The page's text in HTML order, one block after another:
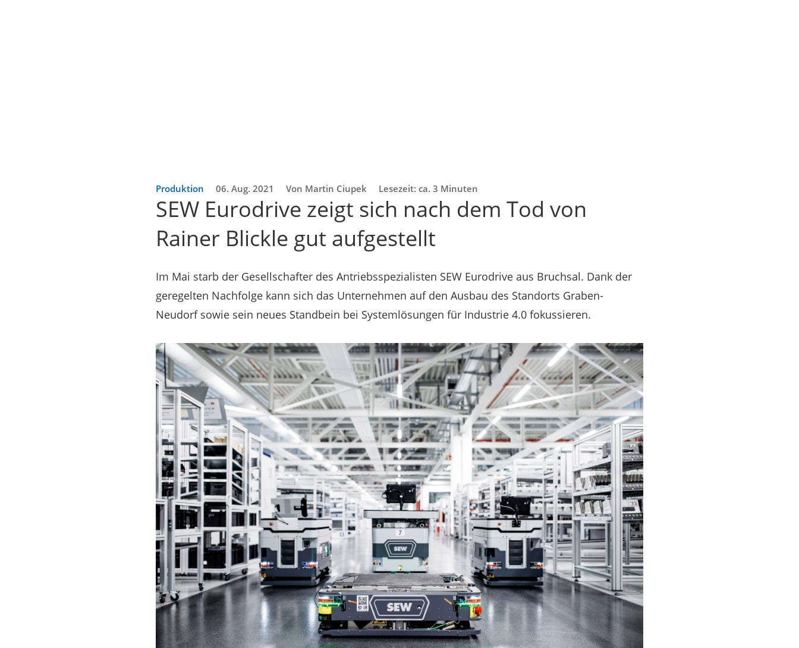
Produktion 06. Aug. 2021 Von Martin Ciupek Lesezeit: ca. 3 Minuten
SEW Eurodrive zeigt sich nach dem Tod von
Rainer Blickle gut aufgestellt
Im Mai starb der Gesellschafter des Antriebsspezialisten SEW Eurodrive aus Bruchsal. Dank der
geregelten Nachfolge kann sich das Unternehmen auf den Ausbau des Standorts Graben-
Neudorf sowie sein neues Standbein bei Systemlösungen für Industrie 4.0 fokussieren.